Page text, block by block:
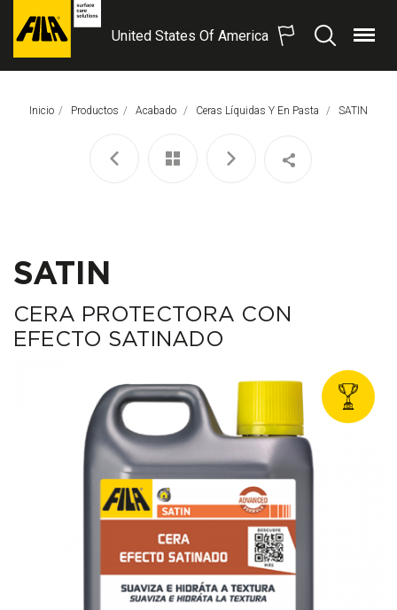
FILA
S.p.A.
United States Of America
BuscarMenú
Inicio Productos Acabado Ceras Líquidas Y En Pasta Página
SATIN
SATIN
CERA PROTECTORA CON
EFECTO SATINADO